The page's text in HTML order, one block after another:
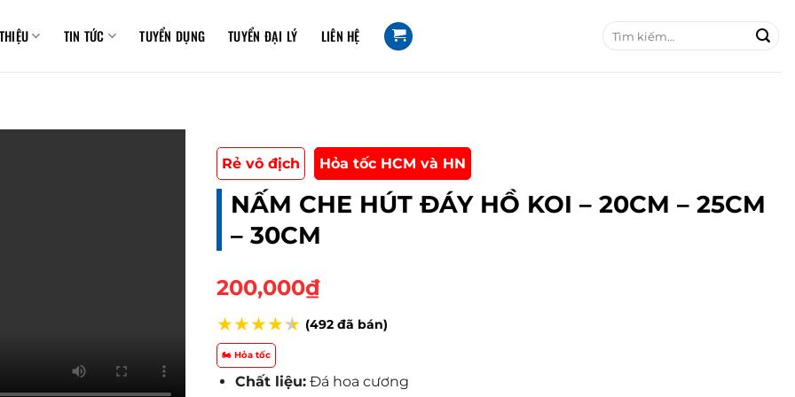
TIN TỨC TUYỂN DỤNG TUYỂN ĐẠI LÝ LIÊN HỆ
Rẻ vô địch Hỏa tốc HCM và HN
NẤM CHE HÚT ĐÁY HỒ KOI – 20CM – 25CM
– 30CM
200,000₫
★★★★★ (492 đã bán)
🏍️ Hỏa tốc
Chất liệu:Đá hoa cương